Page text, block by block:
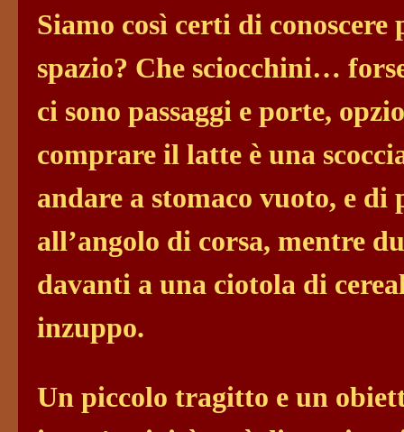
Siamo così certi di
spazio? Che sciocchini…
ci sono passaggi e porte,
comprare il latte è una
andare a stomaco vuoto, e
all’angolo di corsa, mentre
davanti a una ciotola di
inzuppo.
Un piccolo tragitto e un